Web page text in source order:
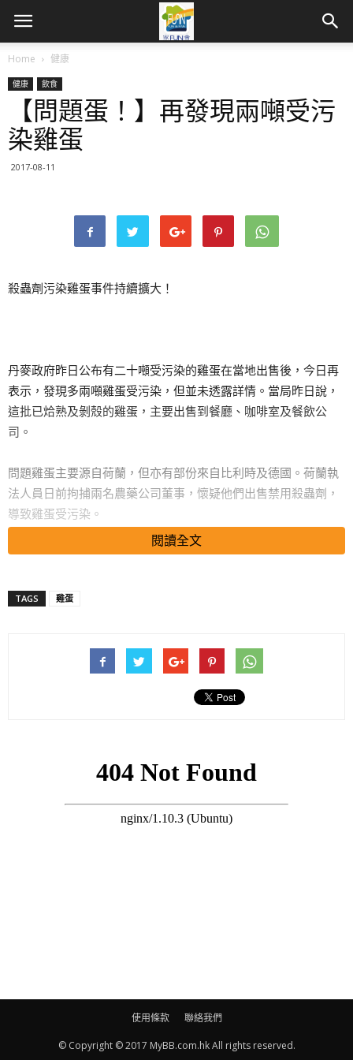
Home 健康
健康 飲食
【問題蛋！】再發現兩噸受污
染雞蛋
2017-08-11
殺蟲劑污染雞蛋事件持續擴大！
丹麥政府昨日公布有二十噸受污染的雞蛋在當地出售後，今日再
表示，發現多兩噸雞蛋受污染，但並未透露詳情。當局昨日說，
這批已烚熟及剝殼的雞蛋，主要出售到餐廳、咖啡室及餐飲公
司。
問題雞蛋主要源自荷蘭，但亦有部份來自比利時及德國。荷蘭執
法人員日前拘捕兩名農藥公司董事，懷疑他們出售禁用殺蟲劑，
導致雞蛋受污染。
搜尋 Travel
(881903)
閱讀全文
TAGS 雞蛋
使用條款 聯絡我們
© Copyright © 2017 MyBB.com.hk All rights reserved.